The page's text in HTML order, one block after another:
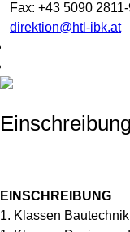
Fax: +43 5090
direktion@htl-ibk.at
Einschreibung
EINSCHREIBUNG
1. Klassen